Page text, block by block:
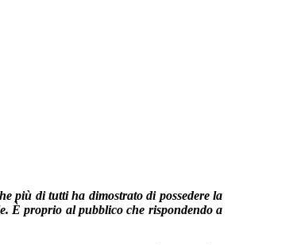
più di tutti ha dimostrato di possedere la
È proprio al pubblico che rispondendo a